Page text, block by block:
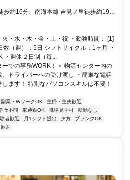
集！電話応対と一般事務(Excelテンプレ
力ができれば◎車・バイク通勤OK
歩約16分、南海本線 吉見ノ里徒歩約19
約24分 最寄駅：「岡田浦」「新家」駅
・水・木・金・土・祝 ・勤務時間： [1]
（週）：5日 シフトサイクル：1ヶ月 ・
・週休２日制（毎...
での事務WORK！＞ 物流センター内の
ドライバーへの受け渡し ・簡単な電話
ます！ 特別なパソコンスキルは不要！
副業・WワークOK
主婦・主夫歓迎
歴不問 車通勤OK 職場見学可
転勤なし
者歓迎 月1シフト提出 夕方
ブランクOK
迎